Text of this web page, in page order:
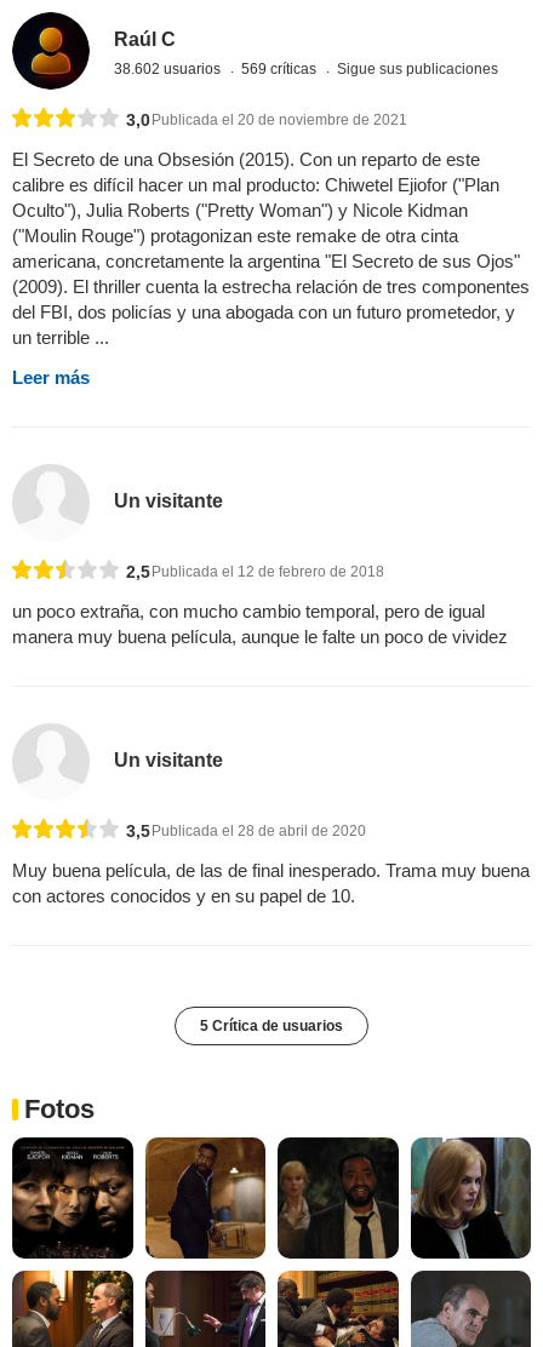
Raúl C
38.602 usuarios 569 críticas Sigue sus publicaciones
3,0 Publicada el 20 de noviembre de 2021
El Secreto de una Obsesión (2015). Con un reparto de este
calibre es difícil hacer un mal producto: Chiwetel Ejiofor ("Plan
Oculto"), Julia Roberts ("Pretty Woman") y Nicole Kidman
("Moulin Rouge") protagonizan este remake de otra cinta
americana, concretamente la argentina "El Secreto de sus Ojos"
(2009). El thriller cuenta la estrecha relación de tres componentes
del FBI, dos policías y una abogada con un futuro prometedor, y
un terrible ...
Leer más
Un visitante
2,5 Publicada el 12 de febrero de 2018
un poco extraña, con mucho cambio temporal, pero de igual
manera muy buena película, aunque le falte un poco de vividez
Un visitante
3,5 Publicada el 28 de abril de 2020
Muy buena película, de las de final inesperado. Trama muy buena
con actores conocidos y en su papel de 10.
5 Crítica de usuarios
Fotos